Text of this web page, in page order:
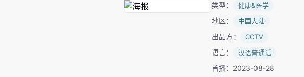
类型： 健康&医学
地区： 中国大陆
出品方： CCTV
语言： 汉语普通话
首播：2023-08-28